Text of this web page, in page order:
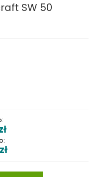
SW 50
zł